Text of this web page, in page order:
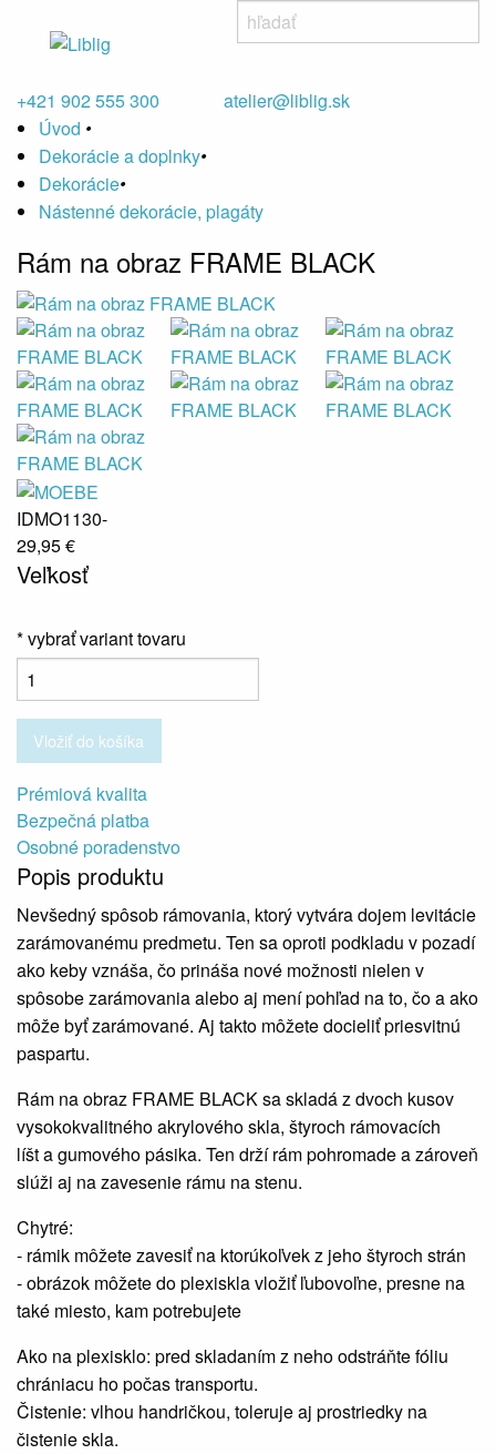
+421 902 555 300
atelier@liblig.sk
Úvod •
Dekorácie a doplnky•
Dekorácie•
Nástenné dekorácie, plagáty
Rám na obraz FRAME BLACK
IDMO1130-
29,95 €
Veľkosť
* vybrať variant tovaru
Vložiť do košíka
Prémiová kvalita
Bezpečná platba
Osobné poradenstvo
Popis produktu
Nevšedný spôsob rámovania, ktorý vytvára dojem levitácie
zarámovanému predmetu. Ten sa oproti podkladu v pozadí
ako keby vznáša, čo prináša nové možnosti nielen v
spôsobe zarámovania alebo aj mení pohľad na to, čo a ako
môže byť zarámované. Aj takto môžete docieliť priesvitnú
paspartu.
Rám na obraz FRAME BLACK sa skladá z dvoch kusov
vysokokvalitného akrylového skla, štyroch rámovacích
líšt a gumového pásika. Ten drží rám pohromade a zároveň
slúži aj na zavesenie rámu na stenu.
Chytré:
- rámik môžete zavesiť na ktorúkoľvek z jeho štyroch strán
- obrázok môžete do plexiskla vložiť ľubovoľne, presne na
také miesto, kam potrebujete
Ako na plexisklo: pred skladaním z neho odstráňte fóliu
chrániacu ho počas transportu.
Čistenie: vlhou handričkou, toleruje aj prostriedky na
čistenie skla.